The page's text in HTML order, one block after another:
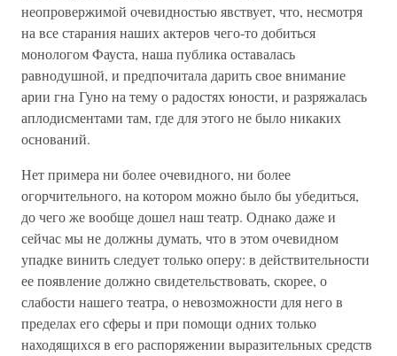
неопровержимой очевидностью явствует, что, несмотря
на все старания наших актеров чего-то добиться
монологом Фауста, наша публика оставалась
равнодушной, и предпочитала дарить свое внимание
арии гна Гуно на тему о радостях юности, и разряжалась
аплодисментами там, где для этого не было никаких
оснований.
Нет примера ни более очевидного, ни более
огорчительного, на котором можно было бы убедиться,
до чего же вообще дошел наш театр. Однако даже и
сейчас мы не должны думать, что в этом очевидном
упадке винить следует только оперу: в действительности
ее появление должно свидетельствовать, скорее, о
слабости нашего театра, о невозможности для него в
пределах его сферы и при помощи одних только
находящихся в его распоряжении выразительных средств